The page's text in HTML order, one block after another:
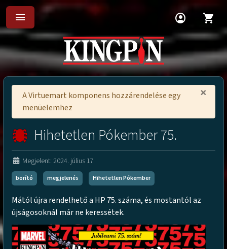
menu account_circle shopping_cart
×
A Virtuemart komponens hozzárendelése egy
menüelemhez
Hihetetlen Pókember 75.
Megjelent: 2024. július 17
borító megjelenés Hihetetlen Pókember
Mától újra rendelhető a HP 75. száma, és mostantól az
újságosoknál már ne keressétek.